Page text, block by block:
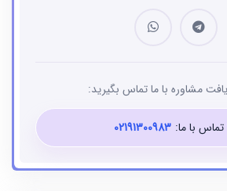
مشاوره با ما تماس بگیرید:
تماس با ما: 02191300983